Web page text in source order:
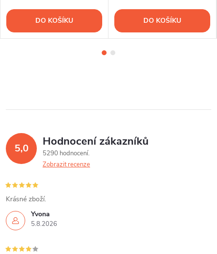
DO KOŠÍKU DO KOŠÍKU
5,0 Hodnocení zákazníků
5290 hodnocení
Zobrazit recenze
Yvona
5.8.2026
Krásné zboží.